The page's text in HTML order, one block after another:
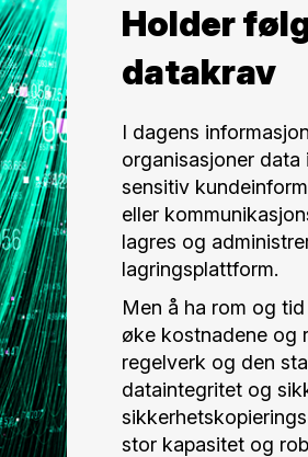
Holder
datakrav
I dagens
organisasjoner
sensitiv
eller
lagres og
lagringsplattform.
Men å ha rom og
øke kostnadene og
regelverk og den
dataintegritet og
stor kapasitet og